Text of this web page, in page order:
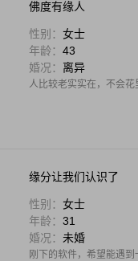
佛度有缘人
性别： 女士
年龄： 43
婚况： 离异
人比较老实实在，不会
缘分让我们认识了
性别： 女士
年龄： 31
婚况： 未婚
刚下的软件，希望能遇